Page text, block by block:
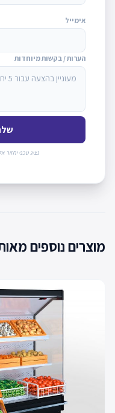
אימייל
הערות / בקשות מיוחדות
נציג טכני
מוצרים נוספים